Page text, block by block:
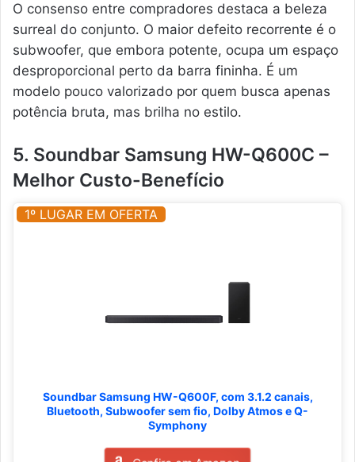
O consenso entre compradores destaca a beleza
surreal do conjunto. O maior defeito recorrente é o
subwoofer, que embora potente, ocupa um espaço
desproporcional perto da barra fininha. É um
modelo pouco valorizado por quem busca apenas
potência bruta, mas brilha no estilo.
5. Soundbar Samsung HW-Q600C –
Melhor Custo-Benefício
1º LUGAR EM OFERTA
Soundbar Samsung HW-Q600F, com 3.1.2 canais,
Bluetooth, Subwoofer sem fio, Dolby Atmos e Q-
Symphony